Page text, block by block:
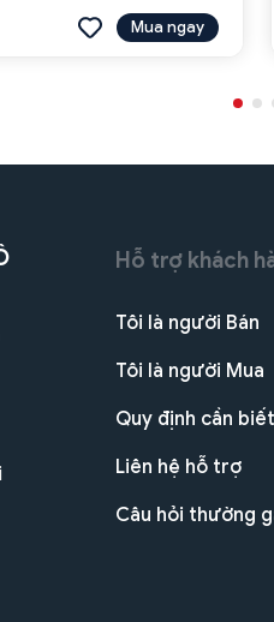
Mua ngay
Hỗ trợ khách
Tôi là người Bán
Tôi là người Mua
Quy định cần biết
Liên hệ hỗ trợ
Câu hỏi thường